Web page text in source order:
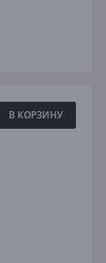
В КОРЗИНУ